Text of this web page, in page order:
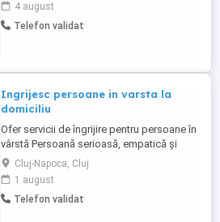
4 august
Telefon validat
Ingrijesc persoane in varsta la
domiciliu
Ofer servicii de îngrijire pentru persoane în
vârstă Persoană serioasă, empatică și
responsabilă ofer servicii de îngrijire și
sprijin pentru persoane în vârstă, la
domiciliu. Servicii oferite: - Ajutor în
activitățile zilnice (igienă personală,
Cluj-Napoca, Cluj
1 august
Telefon validat